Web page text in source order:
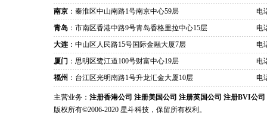
南京 ：秦淮区中山南路1号南京中心59层
电
青岛 ：市南区香港中路9号青岛香格里拉中心15层
电
大连 ：中山区人民路15号国际金融大厦7层
电
厦门 ：思明区鹭江道100号财富中心19层
电
福州 ：台江区光明南路1号升龙汇金大厦10层 电
主营业务： 注册香港公司 注册美国公司 注册英国公司 注册BVI公司
版权所有©2006-2020 星斗科技，保留所有权利。